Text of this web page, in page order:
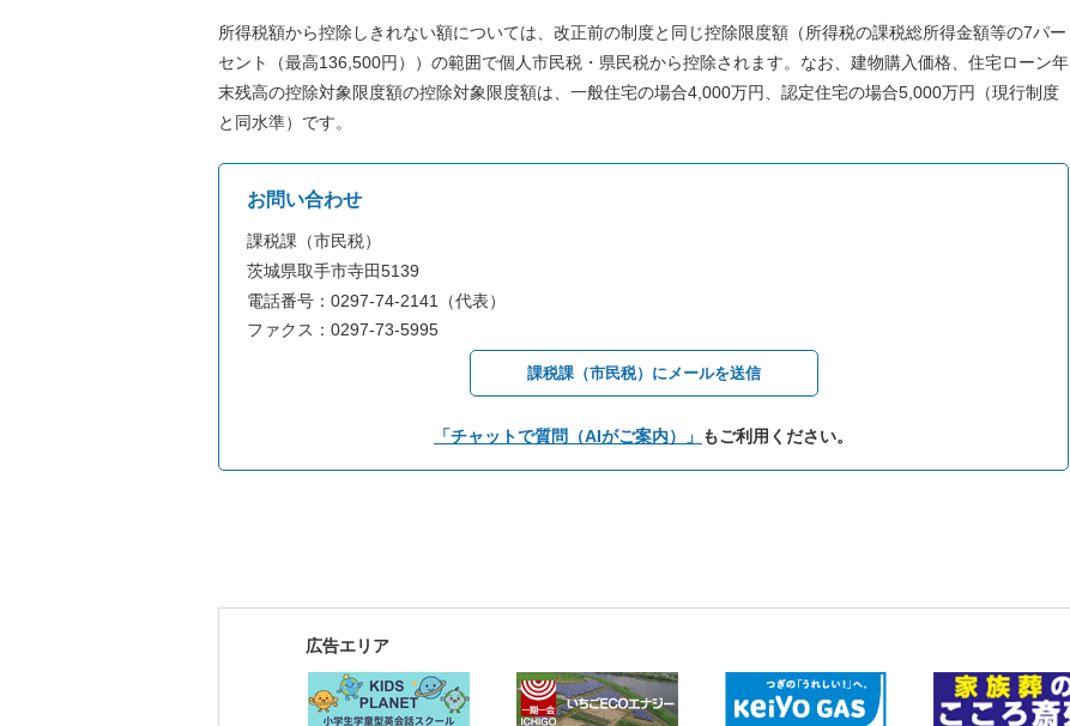
所得税額から控除しきれない額については、改正前の制度と同じ控除限度額（所得税の課税総所得金額等の7パー
セント（最高136,500円））の範囲で個人市民税・県民税から控除されます。なお、建物購入価格、住宅ローン年
末残高の控除対象限度額の控除対象限度額は、一般住宅の場合4,000万円、認定住宅の場合5,000万円（現行制度
と同水準）です。
お問い合わせ
課税課（市民税）
茨城県取手市寺田5139
電話番号：0297-74-2141（代表）
ファクス：0297-73-5995
課税課（市民税）にメールを送信
「チャットで質問（AIがご案内）」 もご利用ください。
広告エリア